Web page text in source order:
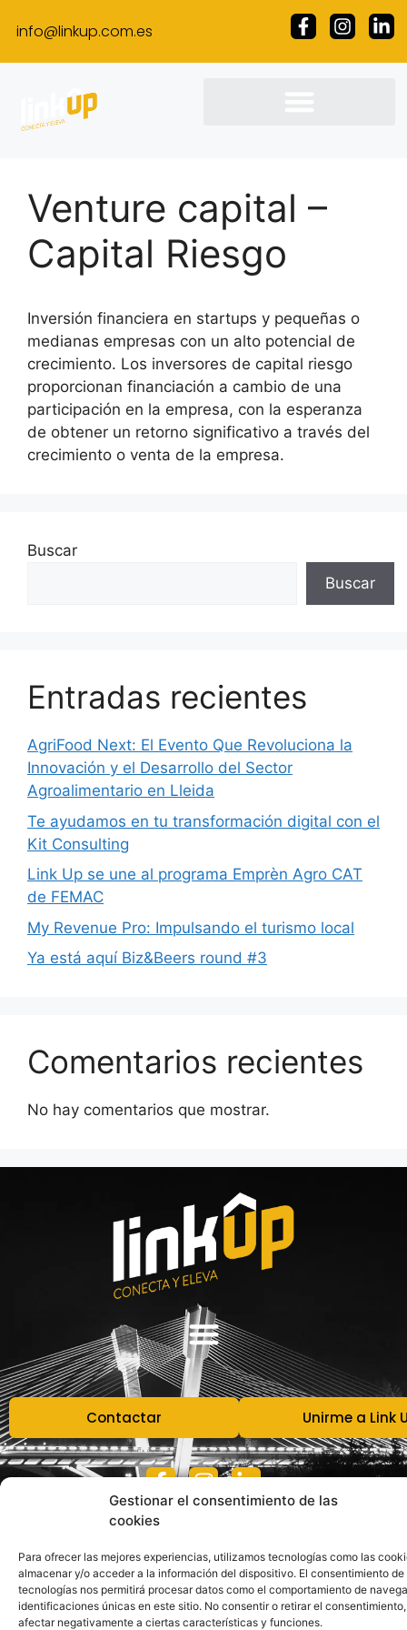
Gestionar el consentimiento de las
cookies
Para ofrecer las mejores experiencias, utilizamos tecnologías como las
almacenar y/o acceder a la información del dispositivo. El consentimiento de
tecnologías nos permitirá procesar datos como el comportamiento de
identificaciones únicas en este sitio. No consentir o retirar el
afectar negativamente a ciertas características y funciones.
info@linkup.com.es
Venture capital –
Capital Riesgo
Inversión financiera en startups y pequeñas o
medianas empresas con un alto potencial de
crecimiento. Los inversores de capital riesgo
proporcionan financiación a cambio de una
participación en la empresa, con la esperanza
de obtener un retorno significativo a través del
crecimiento o venta de la empresa.
Buscar
Buscar
Entradas recientes
AgriFood Next: El Evento Que Revoluciona la
Innovación y el Desarrollo del Sector
Agroalimentario en Lleida
Te ayudamos en tu transformación digital con el
Kit Consulting
Link Up se une al programa Emprèn Agro CAT
de FEMAC
My Revenue Pro: Impulsando el turismo local
Ya está aquí Biz&Beers round #3
Comentarios recientes
No hay comentarios que mostrar.
Contactar Unirme a Link